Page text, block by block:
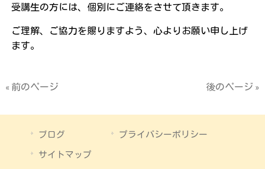
受講生の方には、個別にご連絡をさせて頂きます。
ご理解、ご協力を賜りますよう、心よりお願い申し上げ
ます。
« 前のページ 後のページ »
ブログ
プライバシーポリシー
サイトマップ